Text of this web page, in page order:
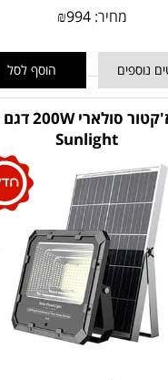
מחיר: ₪994
נוספים הוסף לסל
Sunlight